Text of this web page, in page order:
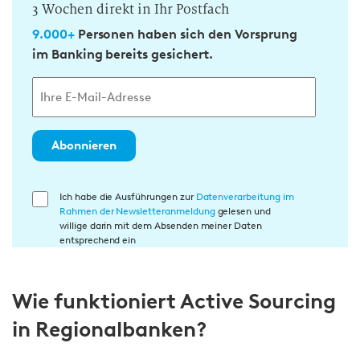
3 Wochen direkt in Ihr Postfach
9.000+Personen haben sich den Vorsprung
im Banking bereits gesichert.
Abonnieren
E
l
Ich habe die Ausführungen zur Datenverarbeitung im
Rahmen der Newsletteranmeldunggelesen und
willige darin mit dem Absenden meiner Daten
entsprechend ein
Wie funktioniert Active Sourcing
in Regionalbanken?